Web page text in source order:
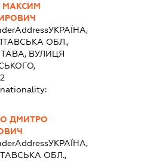
МАКСИМ
УКРАЇНА,
ОБЛ.,
ВУЛИЦЯ
ДМИТРО
УКРАЇНА,
ОБЛ.,